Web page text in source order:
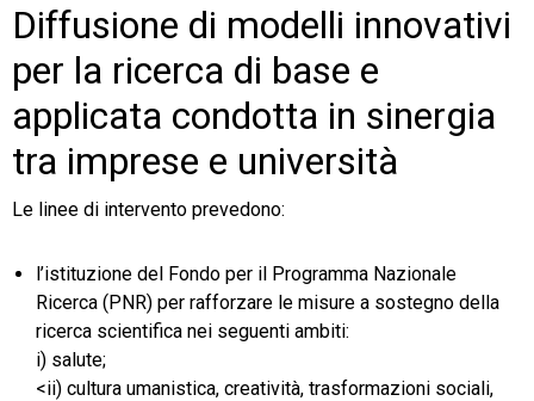
Diffusione di modelli innovativi
per la ricerca di base e
applicata condotta in sinergia
tra imprese e università
Le linee di intervento prevedono:
l’istituzione del Fondo per il Programma Nazionale
Ricerca (PNR) per rafforzare le misure a sostegno della
ricerca scientifica nei seguenti ambiti:
i) salute;
<ii) cultura umanistica, creatività, trasformazioni sociali,